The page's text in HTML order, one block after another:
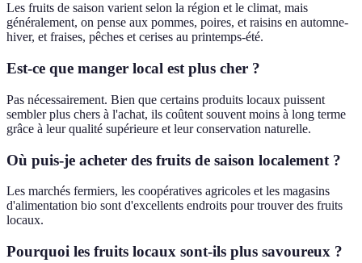
Les fruits de saison varient selon la région et le climat, mais
généralement, on pense aux pommes, poires, et raisins en automne-
hiver, et fraises, pêches et cerises au printemps-été.
Est-ce que manger local est plus cher ?
Pas nécessairement. Bien que certains produits locaux puissent
sembler plus chers à l'achat, ils coûtent souvent moins à long terme
grâce à leur qualité supérieure et leur conservation naturelle.
Où puis-je acheter des fruits de saison localement ?
Les marchés fermiers, les coopératives agricoles et les magasins
d'alimentation bio sont d'excellents endroits pour trouver des fruits
locaux.
Pourquoi les fruits locaux sont-ils plus savoureux ?